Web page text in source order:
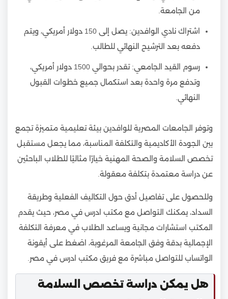
من الجامعة.
اشتراك نادي الوافدين: يصل إلى 150 دولار أمريكي، ويتم
دفعه بعد الترشيح النهائي للطالب.
رسوم القيد الجامعي: تقدر بحوالي 1500 دولار أمريكي،
وتدفع مرة واحدة بعد استكمال جميع خطوات القبول
النهائي.
وتوفر الجامعات المصرية للوافدين بيئة تعليمية متميزة تجمع
بين الجودة الأكاديمية والتكلفة المناسبة، مما يجعل مستقبل
تخصص السلامة والصحة المهنية خيارًا مثاليًا للطلاب الباحثين
عن دراسة معتمدة بتكلفة معقولة.
وللحصول على تفاصيل أدق حول التكاليف الفعلية وطريقة
السداد، يمكنك التواصل مع مكتب ادرس في مصر، حيث يقدم
المكتب استشارات مجانية ويساعد الطلاب في معرفة التكلفة
الإجمالية بدقة وفق الجامعة المرغوبة، اضغط على أيقونة
الواتساب للتواصل مباشرة مع فريق مكتب ادرس في مصر.
هل يمكن دراسة تخصص السلامة